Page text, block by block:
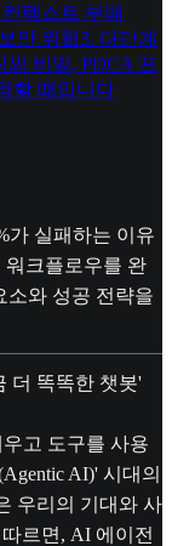
컨텍스트 부패
안 위협3. 다단계
비밀, PDCA 프
할 때입니다
가 실패하는 이유
워크플로우를 완
소와 성공 전략을
더 똑똑한 챗봇'
고 도구를 사용
AI)' 시대의
우리의 기대와 사
르면, AI 에이전